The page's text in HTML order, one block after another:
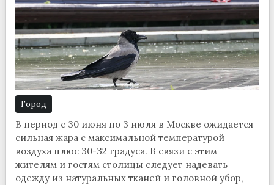
Город
В период с 30 июня по 3 июля в Москве ожидается
сильная жара с максимальной температурой
воздуха плюс 30-32 градуса. В связи с этим
жителям и гостям столицы следует надевать
одежду из натуральных тканей и головной убор,